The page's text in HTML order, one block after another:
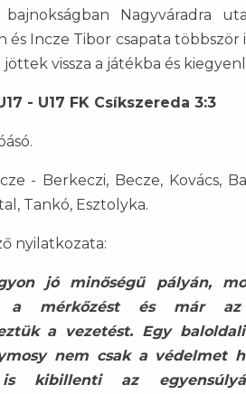
Nagyváradra
és Incze Tibor csapata
jöttek vissza a játékba és
- U17 FK Csíkszereda 3:3
- Berkeczi, Becze, Kovács,
Tankó, Esztolyka.
nyilatkozata:
jó minőségű pályán,
a mérkőzést és már az
a vezetést. Egy
nem csak a védelmet
kibillenti az